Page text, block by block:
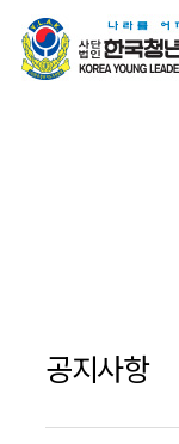
공지사항